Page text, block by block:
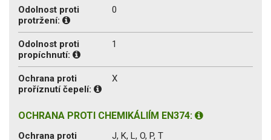
Odolnost proti
protržení:
0
Odolnost proti
propíchnutí:
1
Ochrana proti
proříznutí čepelí:
X
OCHRANA PROTI CHEMIKÁLIÍM EN374:
Ochrana proti
J, K, L, O, P, T